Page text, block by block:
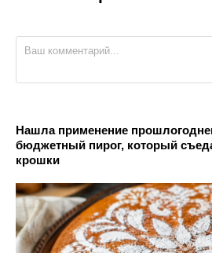
Нашла применение
бюджетный пирог, который
крошки